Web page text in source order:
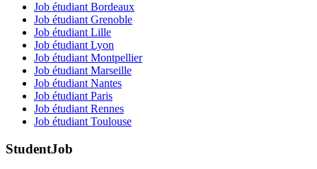
Job étudiant Bordeaux
Job étudiant Grenoble
Job étudiant Lille
Job étudiant Lyon
Job étudiant Montpellier
Job étudiant Marseille
Job étudiant Nantes
Job étudiant Paris
Job étudiant Rennes
Job étudiant Toulouse
StudentJob